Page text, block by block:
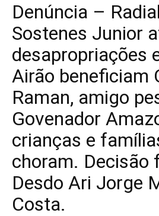
Denúncia –
Sostenes Junior
desapropriações
Airão beneficiam
Raman, amigo
Govenador
crianças e
choram. Decisão
Desdo Ari Jorge
Costa.